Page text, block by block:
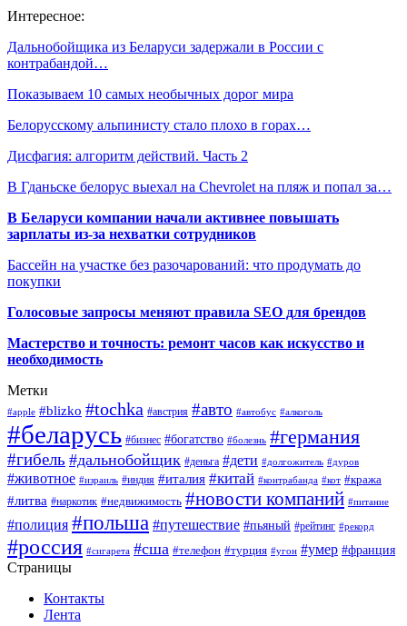
Интересное:
Дальнобойщика из Беларуси задержали в России с
контрабандой…
Показываем 10 самых необычных дорог мира
Белорусскому альпинисту стало плохо в горах…
Дисфагия: алгоритм действий. Часть 2
В Гданьске белорус выехал на Chevrolet на пляж и попал за…
В Беларуси компании начали активнее повышать
зарплаты из-за нехватки сотрудников
Бассейн на участке без разочарований: что продумать до
покупки
Голосовые запросы меняют правила SEO для брендов
Мастерство и точность: ремонт часов как искусство и
необходимость
Метки
#apple #blizko #tochka #австрия #авто #автобус #алкоголь
#беларусь #бизнес #богатство #болезнь #германия
#гибель #дальнобойщик #деньга #дети #долгожитель #дуров
#животное #израиль #индия #италия #китай #контрабанда #кот #кража
#литва #наркотик #недвижимость #новости компаний #питание
#полиция #польша #путешествие #пьяный #рейтинг #рекорд
#россия #сигарета #сша #телефон #турция #угон #умер #франция
Страницы
Контакты
Лента